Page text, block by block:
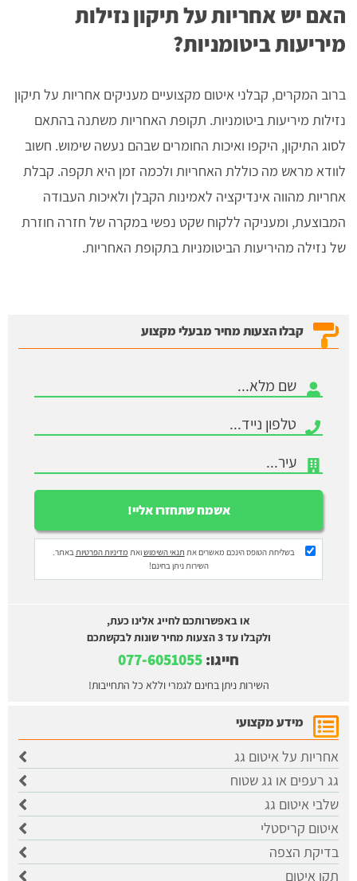
האם יש אחריות על תיקון נזילות
מיריעות ביטומניות?
ברוב המקרים, קבלני איטום מקצועיים מעניקים אחריות על תיקון
נזילות מיריעות ביטומניות. תקופת האחריות משתנה בהתאם
לסוג התיקון, היקפו ואיכות החומרים שבהם נעשה שימוש. חשוב
לוודא מראש מה כוללת האחריות ולכמה זמן היא תקפה. קבלת
אחריות מהווה אינדיקציה לאמינות הקבלן ולאיכות העבודה
המבוצעת, ומעניקה ללקוח שקט נפשי במקרה של חזרה חוזרת
של נזילה מהיריעות הביטומניות בתקופת האחריות.
קבלו הצעות מחיר מבעלי מקצוע
בשליחת הטופס הינכם מאשרים את תנאי השימושואת מדיניות הפרטיותבאתר.
השירות ניתן בחינם!
או באפשרותכם לחייג אלינו כעת,
ולקבלו עד 3 הצעות מחיר שונות לבקשתכם
חייגו:
השירות ניתן בחינם לגמרי וללא כל התחייבות!
מידע מקצועי
אחריות על איטום גג
גג רעפים או גג שטוח
שלבי איטום גג
איטום קריסטלי
בדיקת הצפה
תקן איטום